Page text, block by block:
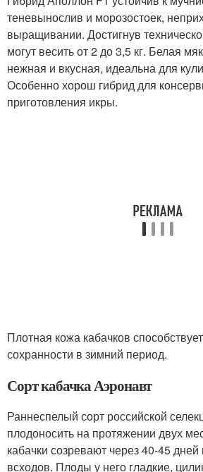
теневынослив и морозостоек,
выращивании. Достигнув
могут весить от 2 до 3,5 кг. Белая
нежная и вкусная, идеальна для
Особенно хорош гибрид для
приготовления икры.
Плотная кожа кабачков
сохранности в зимний период.
Сорт кабачка Аэронавт
Раннеспелый сорт российской
плодоносить на протяжении двух
кабачки созревают через 40-45
всходов. Плоды у него гладкие,